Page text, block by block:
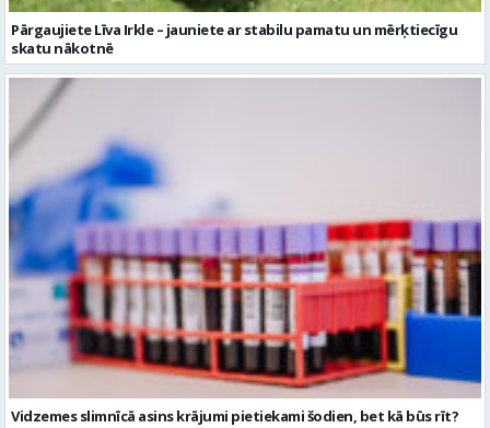
Pārgaujiete Līva Irkle – jauniete ar stabilu pamatu un mērķtiecīgu
skatu nākotnē
Vidzemes slimnīcā asins krājumi pietiekami šodien, bet kā būs rīt?